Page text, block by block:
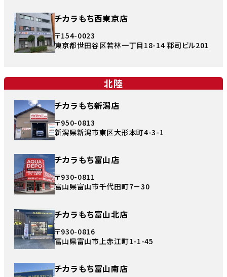
チカラもち西東京店
〒154-0023
東京都世田谷区若林一丁目18-14 郡司ビル201
北陸
チカラもち新潟店
〒950-0813
新潟県新潟市東区大形本町4-3-1
チカラもち富山店
〒930-0811
富山県富山市千代田町7－30
チカラもち富山北店
〒930-0816
富山県富山市上赤江町1-1-45
チカラもち富山南店